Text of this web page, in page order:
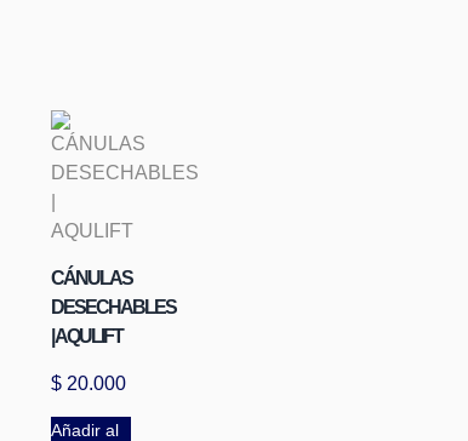
CÁNULAS
DESECHABLES
| AQULIFT
$ 20.000
Añadir al